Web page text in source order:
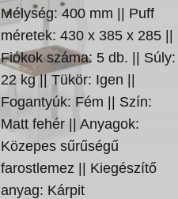
Mélység: 400 mm || Puff
méretek: 430 x 385 x 285 ||
Fiókok száma: 5 db. || Súly:
22 kg || Tükör: Igen ||
Fogantyúk: Fém || Szín:
Matt fehér || Anyagok:
Közepes sűrűségű
farostlemez || Kiegészítő
anyag: Kárpit